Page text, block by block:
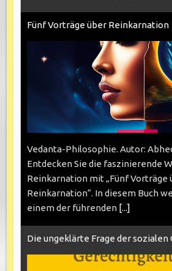
Fünf Vorträge über Reinkarnation
Vedanta-Philosophie. Autor:
Entdecken Sie die faszinierende
Reinkarnation mit „Fünf Vorträge
Reinkarnation“. In diesem Buch
einem der führenden [...]
Die ungeklärte Frage der